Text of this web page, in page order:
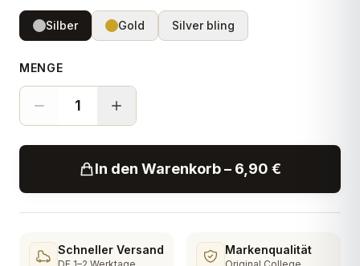
Silber Gold Silver bling
MENGE
1
In den Warenkorb – 6,90 €
Schneller Versand Markenqualität